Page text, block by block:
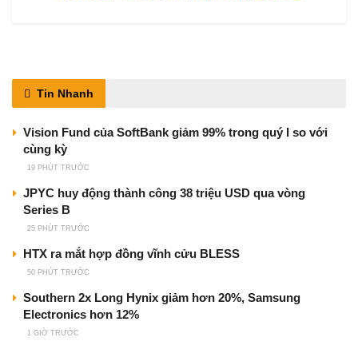
Tin Nhanh
Vision Fund của SoftBank giảm 99% trong quý I so với
cùng kỳ
19 PHÚT TRƯỚC
JPYC huy động thành công 38 triệu USD qua vòng
Series B
25 PHÚT TRƯỚC
HTX ra mắt hợp đồng vĩnh cửu BLESS
50 PHÚT TRƯỚC
Southern 2x Long Hynix giảm hơn 20%, Samsung
Electronics hơn 12%
1 GIỜ TRƯỚC